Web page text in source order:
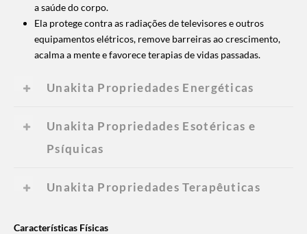
a saúde do corpo.
Ela protege contra as radiações de televisores e outros
equipamentos elétricos, remove barreiras ao crescimento,
acalma a mente e favorece terapias de vidas passadas.
Unakita Propriedades Energéticas
Unakita Propriedades Esotéricas e
Psíquicas
Unakita Propriedades Terapêuticas
Características Físicas